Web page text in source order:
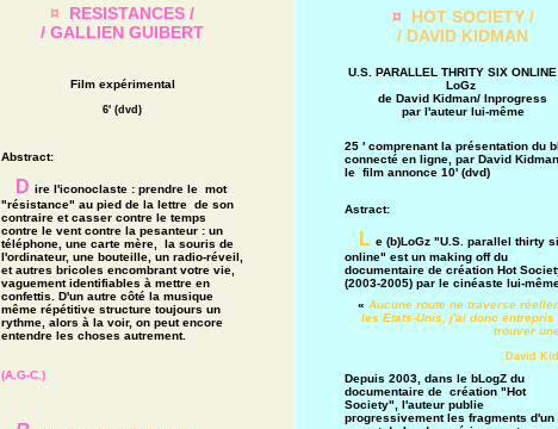
¤ RESISTANCES /
/ GALLIEN GUIBERT
Film expérimental
6' (dvd)
Abstract:
D ire l'iconoclaste : prendre le mot
"résistance" au pied de la lettre de son
contraire et casser contre le temps
contre le vent contre la pesanteur : un
téléphone, une carte mère, la souris de
l'ordinateur, une bouteille, un radio-réveil,
et autres bricoles encombrant votre vie,
vaguement identifiables à mettre en
confettis. D'un autre côté la musique
même répétitive structure toujours un
rythme, alors à la voir, on peut encore
entendre les choses autrement.
(A.G-C.)
¤ HOT SOCIETY /
/ DAVID KIDMAN
U.S. PARALLEL THRITY SIX
LoGz
de David Kidman/ Inprogress
par l'auteur lui-même
25 ' comprenant la présentation du
connecté en ligne, par David
le film annonce 10' (dvd)
Astract:
L e (b)LoGz "U.S. parallel thirty
online" est un making off du
documentaire de création Hot
(2003-2005) par le cinéaste lui-
« Aucune route ne traverse
les Etats-Unis, j'ai donc entrepris
trouver
David
Depuis 2003, dans le bLogZ du
documentaire de création "Hot
Society", l'auteur publie
progressivement les fragments d'un